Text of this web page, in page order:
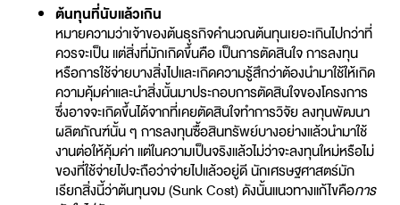
ต้นทุนที่นับแล้วเกิน
หมายความว่าเจ้าของต้นธุรกิจคำนวณต้นทุนเยอะเกินไปกว่าที่
ควรจะเป็น แต่สิ่งที่มักเกิดขึ้นคือ เป็นการตัดสินใจ การลงทุน
หรือการใช้จ่ายบางสิ่งไปและเกิดความรู้สึกว่าต้องนำมาใช้ให้เกิด
ความคุ้มค่าและนำสิ่งนั้นมาประกอบการตัดสินใจของโครงการ
ซึ่งอาจจะเกิดขึ้นได้จากที่เคยตัดสินใจทำการวิจัย ลงทุนพัฒนา
ผลิตภัณฑ์นั้น ๆ การลงทุนซื้อสินทรัพย์บางอย่างแล้วนำมาใช้
งานต่อให้คุ้มค่า แต่ในความเป็นจริงแล้วไม่ว่าจะลงทุนใหม่หรือไม่
ของที่ใช้จ่ายไปจะถือว่าจ่ายไปแล้วอยู่ดี นักเศรษฐศาสตร์มัก
เรียกสิ่งนี้ว่าต้นทุนจม (Sunk Cost) ดังนั้นแนวทางแก้ไขคือการ